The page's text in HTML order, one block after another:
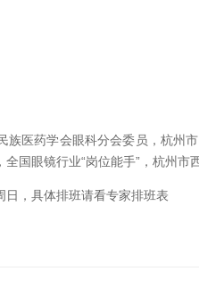
族医药学会眼科分会委员，杭州
国眼镜行业“岗位能手”，杭州市
，具体排班请看专家排班表